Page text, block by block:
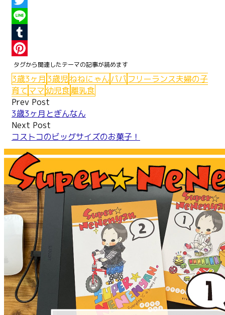
Twitter
Line
Tumblr
Pinterest
3歳3ヶ月 3歳児ねねにゃんパパ フリーランス夫婦の子
育てママ幼児食離乳食
Post
navigation
Prev Post
3歳3ヶ月とぎんなん
Next Post
コストコのビッグサイズのお菓子！